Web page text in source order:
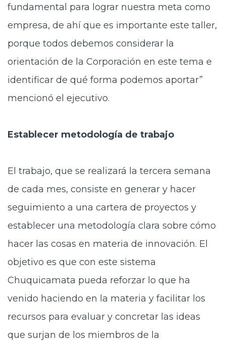
fundamental para lograr nuestra meta como
empresa, de ahí que es importante este taller,
porque todos debemos considerar la
orientación de la Corporación en este tema e
identificar de qué forma podemos aportar”
mencionó el ejecutivo.
Establecer metodología de trabajo
El trabajo, que se realizará la tercera semana
de cada mes, consiste en generar y hacer
seguimiento a una cartera de proyectos y
establecer una metodología clara sobre cómo
hacer las cosas en materia de innovación. El
objetivo es que con este sistema
Chuquicamata pueda reforzar lo que ha
venido haciendo en la materia y facilitar los
recursos para evaluar y concretar las ideas
que surjan de los miembros de la